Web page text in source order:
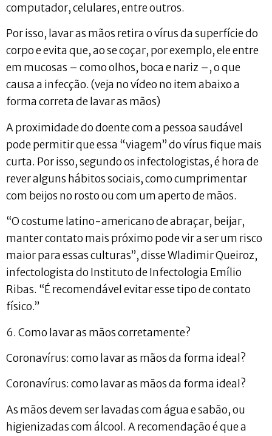
computador, celulares, entre outros.
Por isso, lavar as mãos retira o vírus da superfície do
corpo e evita que, ao se coçar, por exemplo, ele entre
em mucosas – como olhos, boca e nariz –, o que
causa a infecção. (veja no vídeo no item abaixo a
forma correta de lavar as mãos)
A proximidade do doente com a pessoa saudável
pode permitir que essa “viagem” do vírus fique mais
curta. Por isso, segundo os infectologistas, é hora de
rever alguns hábitos sociais, como cumprimentar
com beijos no rosto ou com um aperto de mãos.
“O costume latino-americano de abraçar, beijar,
manter contato mais próximo pode vir a ser um risco
maior para essas culturas”, disse Wladimir Queiroz,
infectologista do Instituto de Infectologia Emílio
Ribas. “É recomendável evitar esse tipo de contato
físico.”
6. Como lavar as mãos corretamente?
Coronavírus: como lavar as mãos da forma ideal?
Coronavírus: como lavar as mãos da forma ideal?
As mãos devem ser lavadas com água e sabão, ou
higienizadas com álcool. A recomendação é que a